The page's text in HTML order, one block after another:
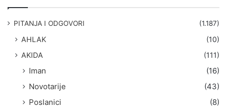
PITANJA I ODGOVORI (1.187)
AHLAK
(10)
AKIDA
(111)
Iman
(16)
Novotarije
(43)
Poslanici
(8)